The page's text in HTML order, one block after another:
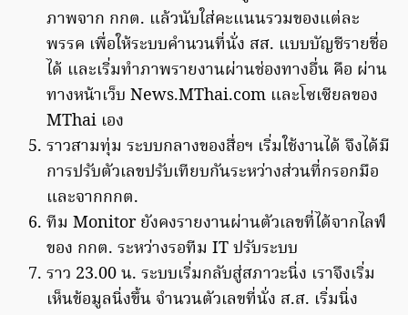
ภาพจาก กกต. แล้วนับใส่คะแนนรวมของแต่ละ
พรรค เพื่อให้ระบบคำนวนที่นั่ง สส. แบบบัญชีรายชื่อ
ได้ และเริ่มทำภาพรายงานผ่านช่องทางอื่น คือ ผ่าน
ทางหน้าเว็บ News.MThai.com และโซเซียลของ
MThai เอง
ราวสามทุ่ม ระบบกลางของสื่อฯ เริ่มใช้งานได้ จึงได้มี
การปรับตัวเลขปรับเทียบกันระหว่างส่วนที่กรอกมือ
และจากกกต.
ทีม Monitor ยังคงรายงานผ่านตัวเลขที่ได้จากไลฟ์
ของ กกต. ระหว่างรอทีม IT ปรับระบบ
ราว 23.00 น. ระบบเริ่มกลับสู่สภาวะนิ่ง เราจึงเริ่ม
เห็นข้อมูลนิ่งขึ้น จำนวนตัวเลขที่นั่ง ส.ส. เริ่มนิ่ง